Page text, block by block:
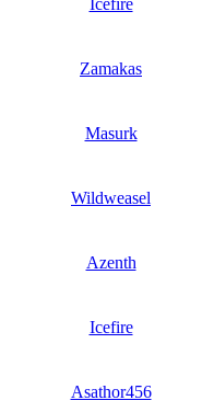
Zamakas
Masurk
Wildweasel
Azenth
Icefire
Asathor456